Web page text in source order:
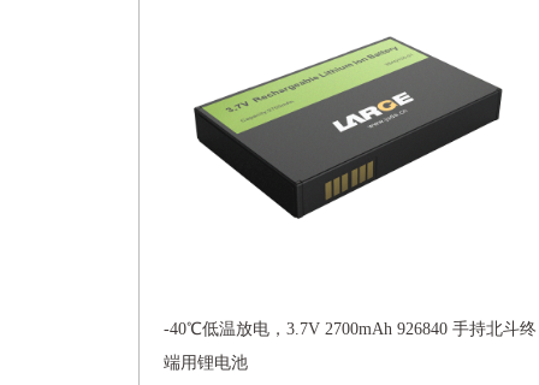
-40℃低温放电，3.7V 2700mAh 926840 手持北斗终
端用锂电池